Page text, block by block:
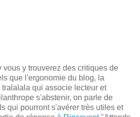
vous y trouverez des critiques de
que l'ergonomie du blog, la
qui associe lecteur et
s'abstenir, on parle de
qui pourront s'avérer très utiles et